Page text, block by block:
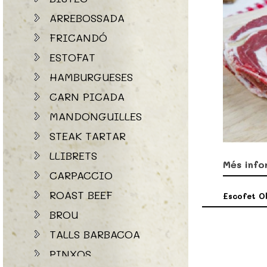
ARREBOSSADA
FRICANDÓ
ESTOFAT
HAMBURGUESES
CARN PICADA
MANDONGUILLES
STEAK TARTAR
LLIBRETS
CARPACCIO
ROAST BEEF
BROU
TALLS BARBACOA
PINXOS
Més
Escofet